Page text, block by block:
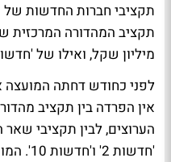
מיליון שקל, ואילו של 'חדשות 10' על כ-70
לפני כחודש דחתה המועצה
הערוצים, לבין תקציבי